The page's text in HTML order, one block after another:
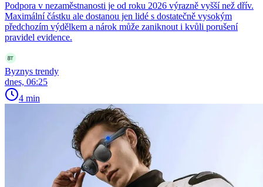
Podpora v nezaměstnanosti je od roku 2026 výrazně vyšší než dřív.
Maximální částku ale dostanou jen lidé s dostatečně vysokým
předchozím výdělkem a nárok může zaniknout i kvůli porušení
pravidel evidence.
Byznys trendy
dnes, 06:25
4 min